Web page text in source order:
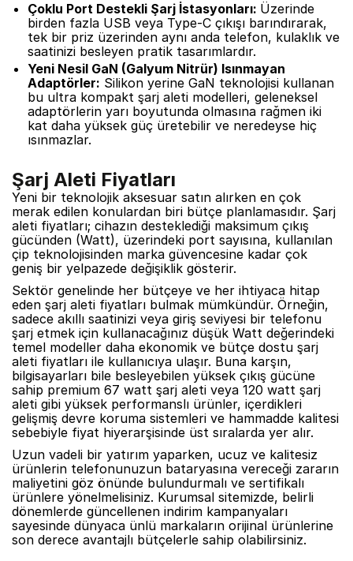
Çoklu Port Destekli Şarj İstasyonları: Üzerinde
birden fazla USB veya Type-C çıkışı barındırarak,
tek bir priz üzerinden aynı anda telefon, kulaklık ve
saatinizi besleyen pratik tasarımlardır.
Yeni Nesil GaN (Galyum Nitrür) Isınmayan
Adaptörler: Silikon yerine GaN teknolojisi kullanan
bu ultra kompakt şarj aleti modelleri, geleneksel
adaptörlerin yarı boyutunda olmasına rağmen iki
kat daha yüksek güç üretebilir ve neredeyse hiç
ısınmazlar.
Şarj Aleti Fiyatları
Yeni bir teknolojik aksesuar satın alırken en çok
merak edilen konulardan biri bütçe planlamasıdır. Şarj
aleti fiyatları; cihazın desteklediği maksimum çıkış
gücünden (Watt), üzerindeki port sayısına, kullanılan
çip teknolojisinden marka güvencesine kadar çok
geniş bir yelpazede değişiklik gösterir.
Sektör genelinde her bütçeye ve her ihtiyaca hitap
eden şarj aleti fiyatları bulmak mümkündür. Örneğin,
sadece akıllı saatinizi veya giriş seviyesi bir telefonu
şarj etmek için kullanacağınız düşük Watt değerindeki
temel modeller daha ekonomik ve bütçe dostu şarj
aleti fiyatları ile kullanıcıya ulaşır. Buna karşın,
bilgisayarları bile besleyebilen yüksek çıkış gücüne
sahip premium 67 watt şarj aleti veya 120 watt şarj
aleti gibi yüksek performanslı ürünler, içerdikleri
gelişmiş devre koruma sistemleri ve hammadde kalitesi
sebebiyle fiyat hiyerarşisinde üst sıralarda yer alır.
Uzun vadeli bir yatırım yaparken, ucuz ve kalitesiz
ürünlerin telefonunuzun bataryasına vereceği zararın
maliyetini göz önünde bulundurmalı ve sertifikalı
ürünlere yönelmelisiniz. Kurumsal sitemizde, belirli
dönemlerde güncellenen indirim kampanyaları
sayesinde dünyaca ünlü markaların orijinal ürünlerine
son derece avantajlı bütçelerle sahip olabilirsiniz.